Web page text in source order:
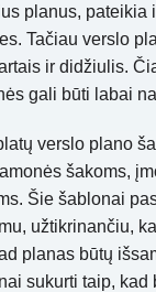
planus, pateikia
Tačiau verslo
ir didžiulis.
gali būti labai
verslo plano
šakoms,
Šie šablonai
užtikrinančiu,
planas būtų
sukurti taip, kad